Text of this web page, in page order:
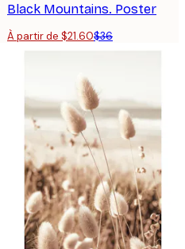
Black Mountains. Poster
À partir de $21.60$36